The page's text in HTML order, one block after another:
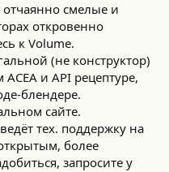
отчаянно смелые и
откровенно
к Volume.
(не конструктор)
и АРI рецептуре,
блендере.
сайте.
тех. поддержку на
более
запросите у